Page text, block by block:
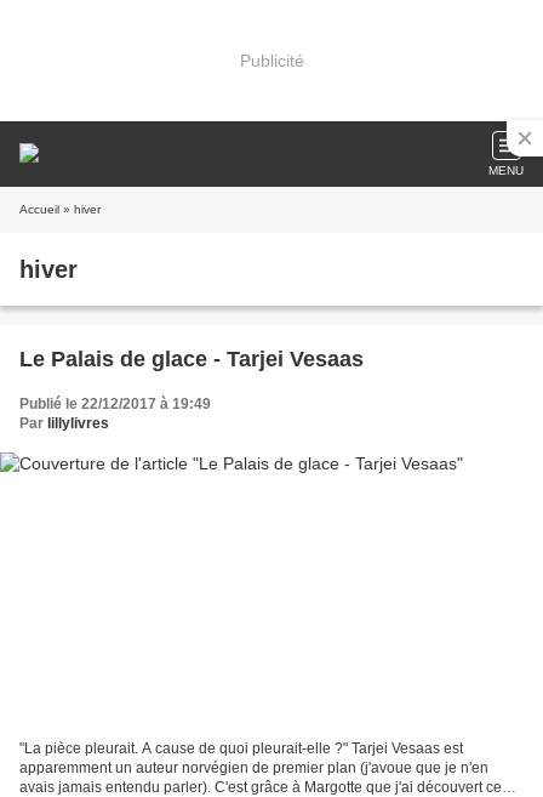
Publicité
MENU
Accueil » hiver
hiver
Le Palais de glace - Tarjei Vesaas
Publié le 22/12/2017 à 19:49
Par lillylivres
"La pièce pleurait. A cause de quoi pleurait-elle ?" Tarjei Vesaas est
apparemment un auteur norvégien de premier plan (j'avoue que je n'en
avais jamais entendu parler). C'est grâce à Margotte que j'ai découvert ce